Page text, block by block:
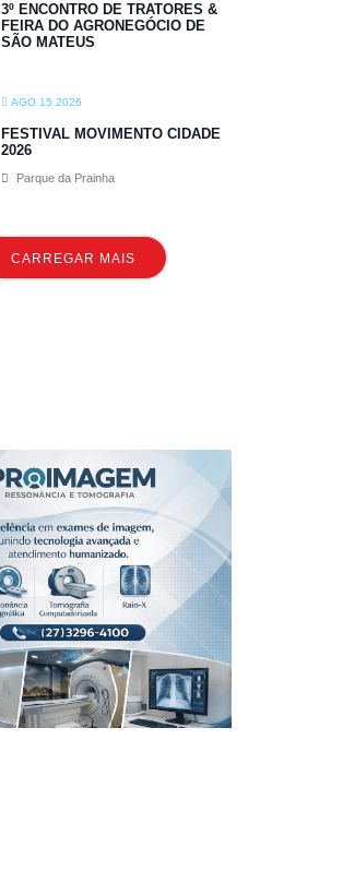
3º ENCONTRO DE TRATORES &
FEIRA DO AGRONEGÓCIO DE
SÃO MATEUS
AGO 15 2026
FESTIVAL MOVIMENTO CIDADE
2026
Parque da Prainha
CARREGAR MAIS